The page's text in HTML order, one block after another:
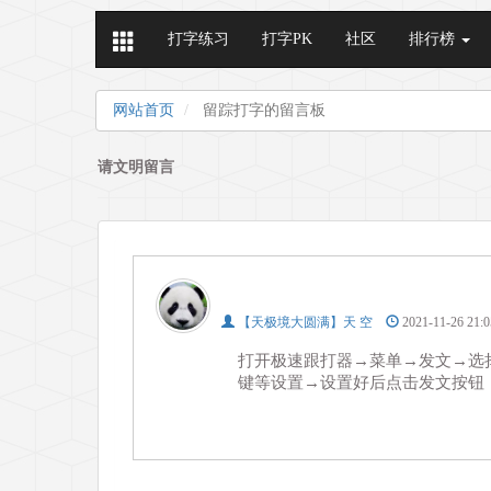
打字练习 打字PK 社区 排行榜
网站首页 留踪打字的留言板
请文明留言
【天极境大圆满】天 空 2021-11-26
打开极速跟打器→菜单→发文→选
键等设置→设置好后点击发文按钮